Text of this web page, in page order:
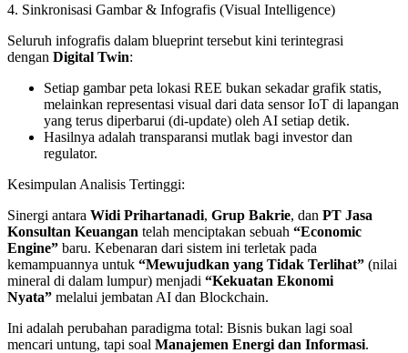
4. Sinkronisasi Gambar & Infografis (Visual Intelligence)
Seluruh infografis dalam blueprint tersebut kini terintegrasi
dengan Digital Twin:
Setiap gambar peta lokasi REE bukan sekadar grafik statis,
melainkan representasi visual dari data sensor IoT di lapangan
yang terus diperbarui (di-update) oleh AI setiap detik.
Hasilnya adalah transparansi mutlak bagi investor dan
regulator.
Kesimpulan Analisis Tertinggi:
Sinergi antara Widi Prihartanadi, Grup Bakrie, dan PT Jasa
Konsultan Keuangan telah menciptakan sebuah “Economic
Engine” baru. Kebenaran dari sistem ini terletak pada
kemampuannya untuk “Mewujudkan yang Tidak Terlihat” (nilai
mineral di dalam lumpur) menjadi “Kekuatan Ekonomi
Nyata” melalui jembatan AI dan Blockchain.
Ini adalah perubahan paradigma total: Bisnis bukan lagi soal
mencari untung, tapi soal Manajemen Energi dan Informasi.